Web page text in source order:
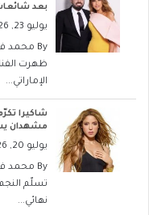
بعد
يوليو 23, 2026
By محمد
ظهرت
الإماراتي...
شاكيرا
مشهدان
يوليو 20, 2026
By محمد
تسلّم
نهائي...